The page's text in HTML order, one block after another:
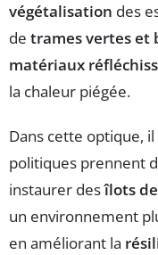
végétalisation des
de trames vertes et
matériaux
la chaleur piégée.
Dans cette optique,
politiques prennent
instaurer desîlots
un environnement
en améliorant la